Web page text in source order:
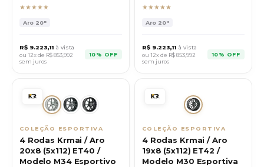
★★★★★
Aro 20"
R$ 9.223,11 à vista
ou 12x de R$853,992
sem juros
10% OFF
★★★★★
Aro 20"
R$ 9.223,11 à vista
ou 12x de R$853,992
sem juros
10% OFF
COLEÇÃO ESPORTIVA
4 Rodas Krmai / Aro
20x8 (5x112) ET40 /
Modelo M34 Esportivo
COLEÇÃO ESPORTIVA
4 Rodas Krmai / Aro
19x8 (5x112) ET42 /
Modelo M30 Esportiva